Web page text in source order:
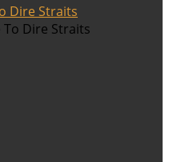
Dire Straits